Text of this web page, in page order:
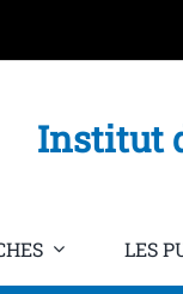
Institut
LES